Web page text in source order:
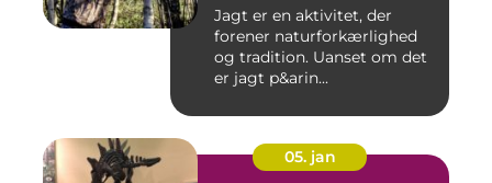
Jagt er en aktivitet, der
forener naturforkærlighed
og tradition. Uanset om det
er jagt p&arin...
05. jan